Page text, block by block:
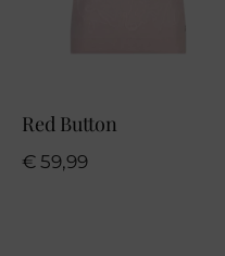
Red Button
€ 59,99